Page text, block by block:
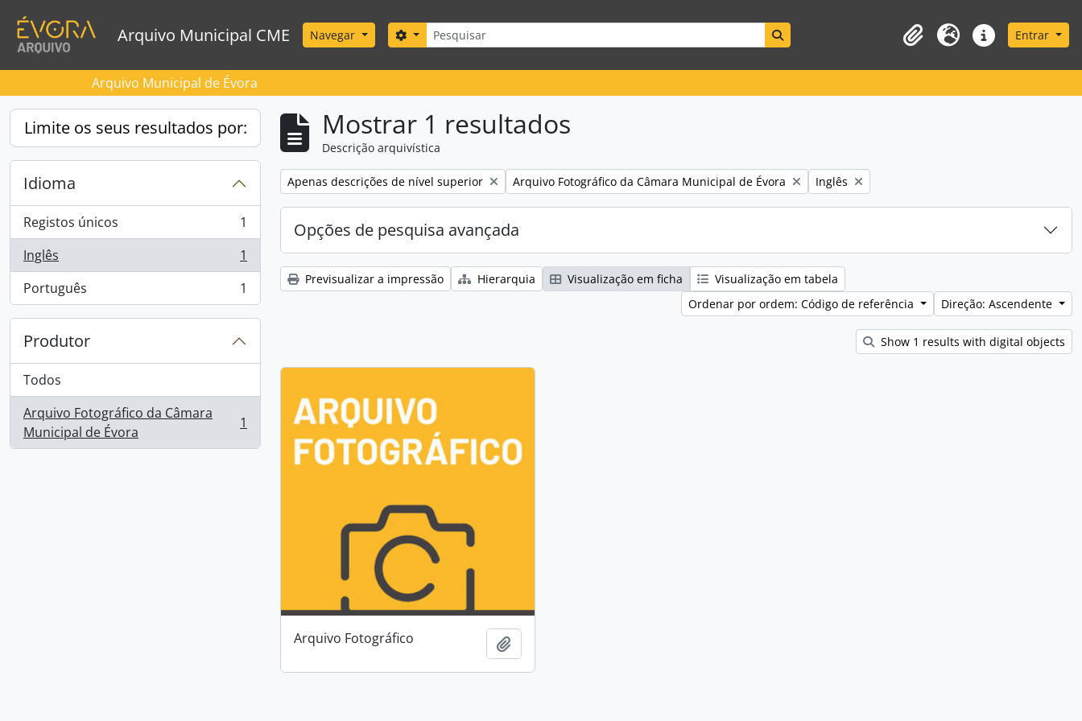
Arquivo Municipal CME Navegar Pesquisar
Search options Search in browse page
Área de transferência
Idioma Ligações rápidas
Entrar
Arquivo Municipal de Évora
Limite os seus resultados por:
Idioma
Registos únicos
, 1 resultados
1
Inglês
, 1 resultados
1
Português
, 1 resultados 1
Produtor
Todos
Arquivo Fotográfico da Câmara
Municipal de Évora
, 1 resultados 1
Mostrar 1 resultados
Descrição arquivística
Remove filter:
Apenas descrições de nível superior Remove filter:
Arquivo Fotográfico da Câmara Municipal de Évora Remove filter:
Inglês
Opções de pesquisa avançada
Previsualizar a impressão Hierarquia Visualização em ficha
Visualização em tabela
Ordenar por ordem: Código de referência
Direção: Ascendente
Show 1 results with digital objects
Arquivo Fotográfico